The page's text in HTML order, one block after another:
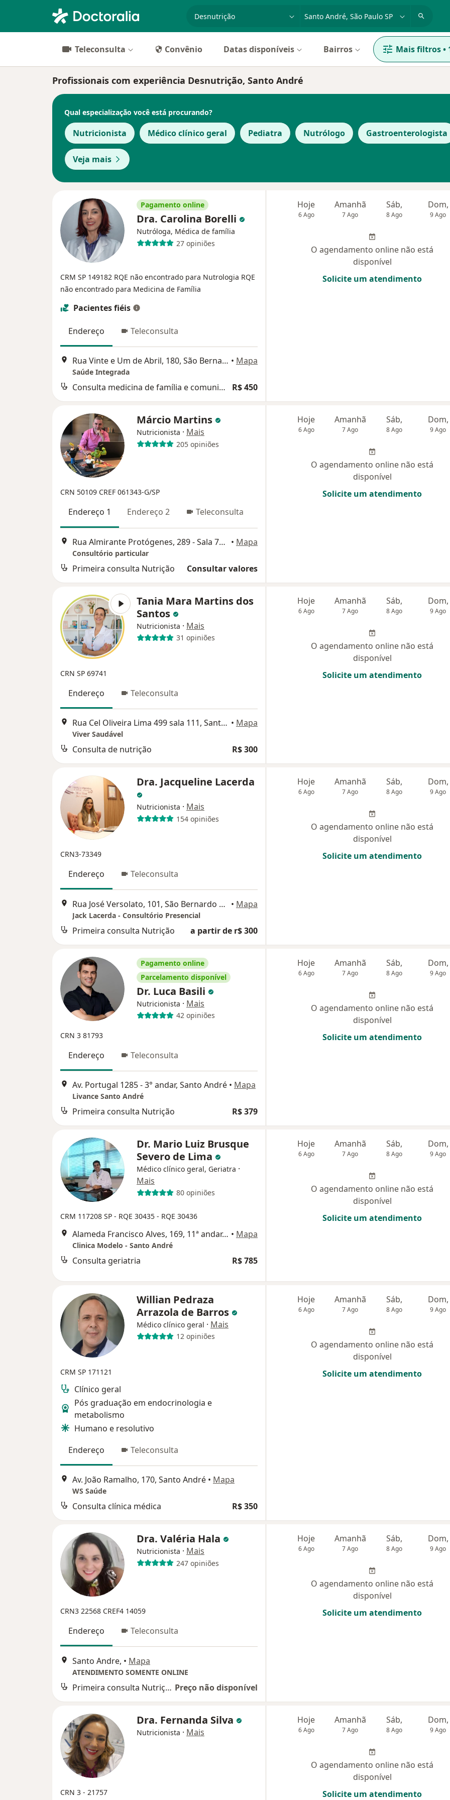
cidade ou região
Teleconsulta Convênio Datas disponíveis Bairros Mais filtros•
Profissionais com experiência Desnutrição, Santo André
Qual especialização você está procurando?
Nutricionista Médico clínico geral Pediatra Nutrólogo Gastroenterologista
Veja mais
Pagamento online
Dra. Carolina Borelli
Nutróloga, Médica de família
27 opiniões
CRM SP 149182 RQE não encontrado para Nutrologia RQE
não encontrado para Medicina de Família
Pacientes fiéis
Endereço Teleconsulta
Rua Vinte e Um de Abril, 180, São Bernardo do Campo • Mapa
Saúde Integrada
Consulta medicina de família e comunidade R$ 450
Hoje
6 Ago
Amanhã
7 Ago
Sáb,
8 Ago
Dom,
9 Ago
O agendamento online não está
disponível
Solicite um atendimento
Márcio Martins
Nutricionista · Mais
205 opiniões
CRN 50109 CREF 061343-G/SP
Endereço 1 Endereço 2 Teleconsulta
Rua Almirante Protógenes, 289 - Sala 71 - Bairro Jardim, Santo André - SP,, Santo André, SP • Mapa
Consultório particular
Primeira consulta Nutrição Consultar valores
Hoje
6 Ago
Amanhã
7 Ago
Sáb,
8 Ago
Dom,
9 Ago
O agendamento online não está
disponível
Solicite um atendimento
Tania Mara Martins dos
Santos
Nutricionista · Mais
31 opiniões
CRN SP 69741
Endereço Teleconsulta
Rua Cel Oliveira Lima 499 sala 111, Santo André, SP • Mapa
Viver Saudável
Consulta de nutrição R$ 300
Hoje
6 Ago
Amanhã
7 Ago
Sáb,
8 Ago
Dom,
9 Ago
O agendamento online não está
disponível
Solicite um atendimento
Dra. Jacqueline Lacerda
Nutricionista · Mais
154 opiniões
CRN3-73349
Endereço Teleconsulta
Rua José Versolato, 101, São Bernardo do Campo • Mapa
Jack Lacerda - Consultório Presencial
Primeira consulta Nutrição a partir de r$ 300
Hoje
6 Ago
Amanhã
7 Ago
Sáb,
8 Ago
Dom,
9 Ago
O agendamento online não está
disponível
Solicite um atendimento
Pagamento online
Parcelamento disponível
Dr. Luca Basili
Nutricionista · Mais
42 opiniões
CRN 3 81793
Endereço Teleconsulta
Av. Portugal 1285 - 3° andar, Santo André • Mapa
Livance Santo André
Primeira consulta Nutrição R$ 379
Hoje
6 Ago
Amanhã
7 Ago
Sáb,
8 Ago
Dom,
9 Ago
O agendamento online não está
disponível
Solicite um atendimento
Dr. Mario Luiz Brusque
Severo de Lima
Médico clínico geral, Geriatra ·
Mais
80 opiniões
CRM 117208 SP - RQE 30435 - RQE 30436
Alameda Francisco Alves, 169, 11ª andar, sala 112, Jardim, Santo André • Mapa
Clinica Modelo - Santo André
Consulta geriatria R$ 785
Hoje
6 Ago
Amanhã
7 Ago
Sáb,
8 Ago
Dom,
9 Ago
O agendamento online não está
disponível
Solicite um atendimento
Willian Pedraza
Arrazola de Barros
Médico clínico geral · Mais
12 opiniões
CRM SP 171121
Clínico geral
Pós graduação em endocrinologia e
metabolismo
Humano e resolutivo
Endereço
Teleconsulta
Av. João Ramalho, 170, Santo André • Mapa
WS Saúde
Consulta clínica médica R$ 350
Hoje
6 Ago
Amanhã
7 Ago
Sáb,
8 Ago
Dom,
9 Ago
O agendamento online não está
disponível
Solicite um atendimento
Dra. Valéria Hala
Nutricionista · Mais
247 opiniões
CRN3 22568 CREF4 14059
Endereço Teleconsulta
Santo Andre, • Mapa
ATENDIMENTO SOMENTE ONLINE
Primeira consulta Nutrição Preço não disponível
Hoje
6 Ago
Amanhã
7 Ago
Sáb,
8 Ago
Dom,
9 Ago
O agendamento online não está
disponível
Solicite um atendimento
Dra. Fernanda Silva
Nutricionista · Mais
CRN 3 - 21757
Hoje
6 Ago
Amanhã
7 Ago
Sáb,
8 Ago
Dom,
9 Ago
O agendamento online não está
disponível
Solicite um atendimento